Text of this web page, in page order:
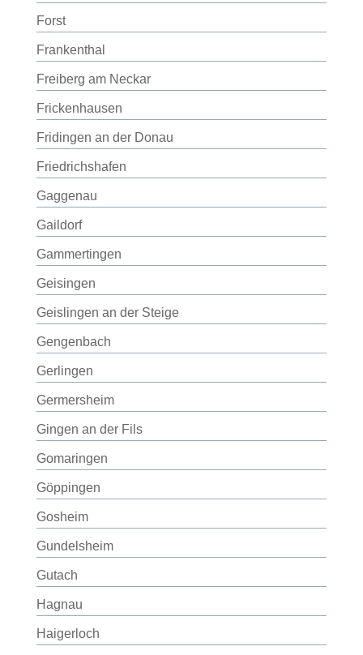
Forst
Frankenthal
Freiberg am Neckar
Frickenhausen
Fridingen an der Donau
Friedrichshafen
Gaggenau
Gaildorf
Gammertingen
Geisingen
Geislingen an der Steige
Gengenbach
Gerlingen
Germersheim
Gingen an der Fils
Gomaringen
Göppingen
Gosheim
Gundelsheim
Gutach
Hagnau
Haigerloch